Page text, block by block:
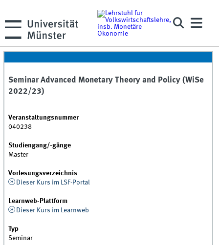
Seminar Advanced Monetary Theory and Policy (WiSe
2022/23)
Veranstaltungsnummer
040238
Studiengang/-gänge
Master
Vorlesungsverzeichnis
Dieser Kurs im LSF-Portal
Learnweb-Plattform
Dieser Kurs im Learnweb
Typ
Seminar